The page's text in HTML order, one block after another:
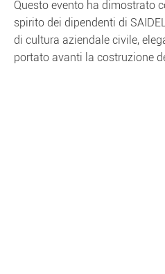
Questo evento ha dimostrato
spirito dei dipendenti di
di cultura aziendale civile,
portato avanti la costruzione